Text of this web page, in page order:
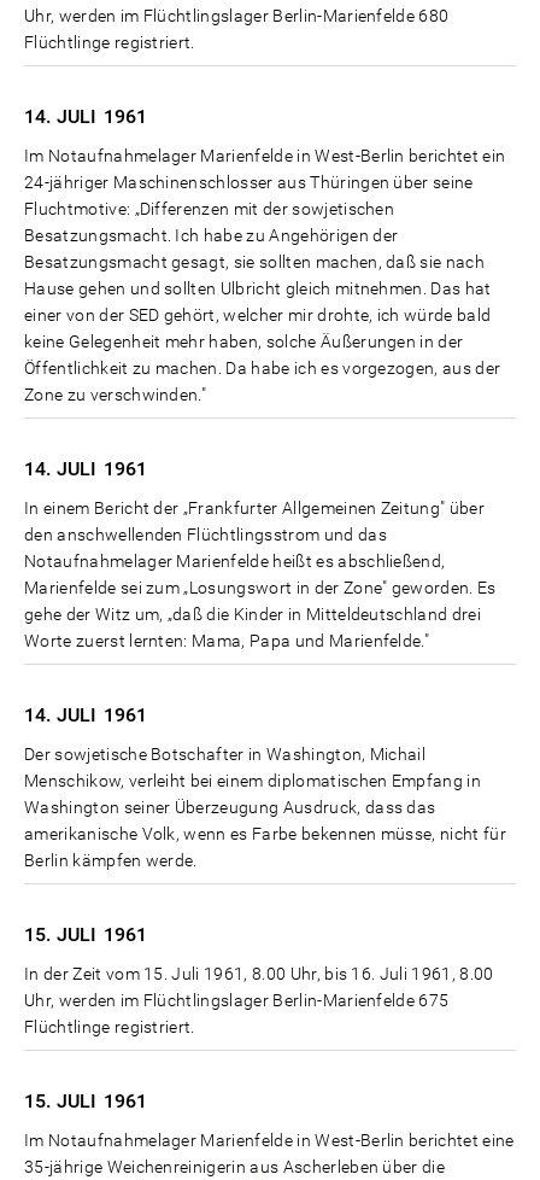
Uhr, werden im Flüchtlingslager Berlin-Marienfelde 680
Flüchtlinge registriert.
14. JULI 1961
Im Notaufnahmelager Marienfelde in West-Berlin berichtet ein
24-jähriger Maschinenschlosser aus Thüringen über seine
Fluchtmotive: „Differenzen mit der sowjetischen
Besatzungsmacht. Ich habe zu Angehörigen der
Besatzungsmacht gesagt, sie sollten machen, daß sie nach
Hause gehen und sollten Ulbricht gleich mitnehmen. Das hat
einer von der SED gehört, welcher mir drohte, ich würde bald
keine Gelegenheit mehr haben, solche Äußerungen in der
Öffentlichkeit zu machen. Da habe ich es vorgezogen, aus der
Zone zu verschwinden."
14. JULI 1961
In einem Bericht der „Frankfurter Allgemeinen Zeitung" über
den anschwellenden Flüchtlingsstrom und das
Notaufnahmelager Marienfelde heißt es abschließend,
Marienfelde sei zum „Losungswort in der Zone" geworden. Es
gehe der Witz um, „daß die Kinder in Mitteldeutschland drei
Worte zuerst lernten: Mama, Papa und Marienfelde."
14. JULI 1961
Der sowjetische Botschafter in Washington, Michail
Menschikow, verleiht bei einem diplomatischen Empfang in
Washington seiner Überzeugung Ausdruck, dass das
amerikanische Volk, wenn es Farbe bekennen müsse, nicht für
Berlin kämpfen werde.
15. JULI 1961
In der Zeit vom 15. Juli 1961, 8.00 Uhr, bis 16. Juli 1961, 8.00
Uhr, werden im Flüchtlingslager Berlin-Marienfelde 675
Flüchtlinge registriert.
15. JULI 1961
Im Notaufnahmelager Marienfelde in West-Berlin berichtet eine
35-jährige Weichenreinigerin aus Ascherleben über die